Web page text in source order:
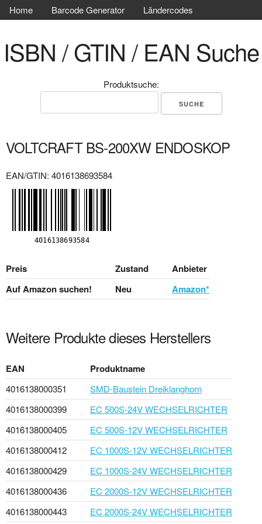
Home Barcode Generator Ländercodes
ISBN / GTIN / EAN Suche
Produktsuche:
VOLTCRAFT BS-200XW ENDOSKOP
EAN/GTIN: 4016138693584
Preis Zustand
Anbieter
Auf Amazon suchen!
Neu Amazon*
Weitere Produkte dieses Herstellers
EAN Produktname
4016138000351
SMD-Baustein Dreiklanghorn
4016138000399
EC 500S-24V WECHSELRICHTER
4016138000405
EC 500S-12V WECHSELRICHTER
4016138000412
EC 1000S-12V WECHSELRICHTER
4016138000429
EC 1000S-24V WECHSELRICHTER
4016138000436
EC 2000S-12V WECHSELRICHTER
4016138000443
EC 2000S-24V WECHSELRICHTER